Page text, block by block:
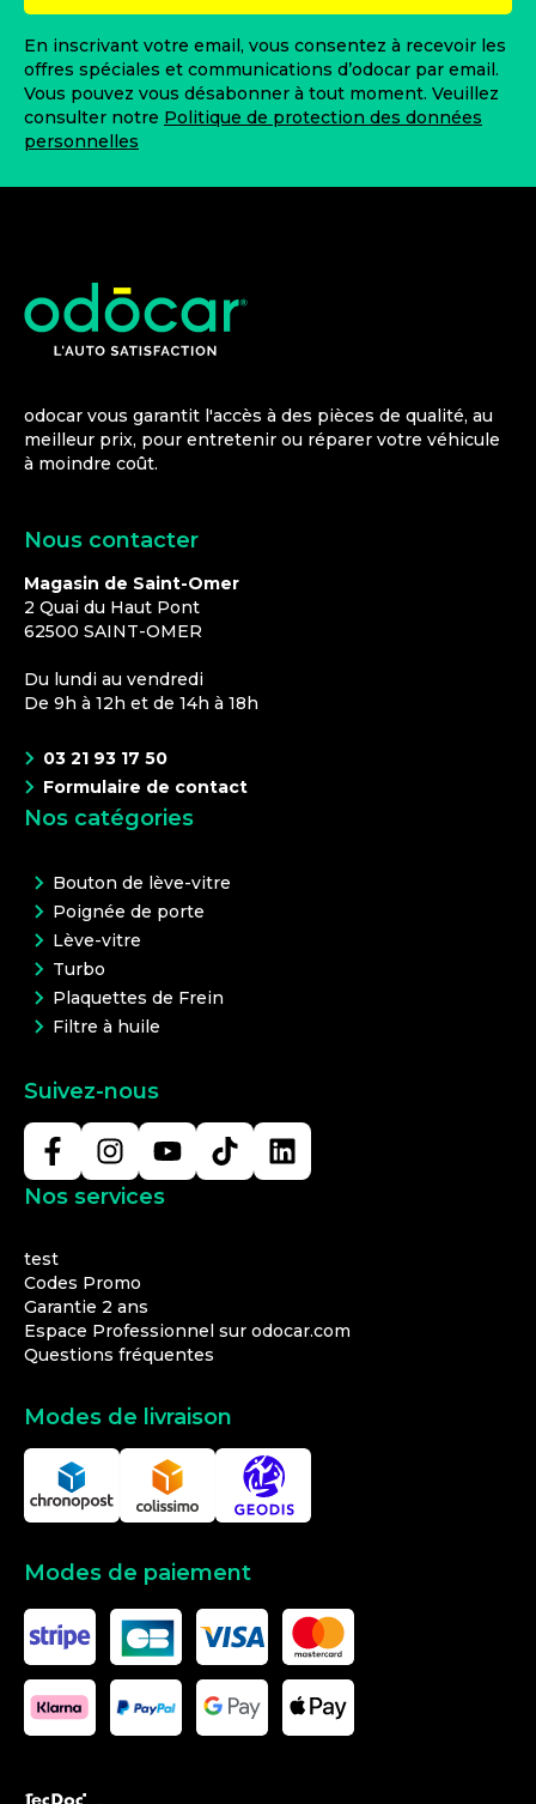
En inscrivant votre email, vous consentez à recevoir les
offres spéciales et communications d’odocar par email.
Vous pouvez vous désabonner à tout moment. Veuillez
consulter notre Politique de protection des données
personnelles
odocar vous garantit l'accès à des pièces de qualité, au
meilleur prix, pour entretenir ou réparer votre véhicule
à moindre coût.
Nous contacter
Magasin de Saint-Omer
2 Quai du Haut Pont
62500 SAINT-OMER
Du lundi au vendredi
De 9h à 12h et de 14h à 18h
03 21 93 17 50
Formulaire de contact
Nos catégories
Bouton de lève-vitre
Poignée de porte
Lève-vitre
Turbo
Plaquettes de Frein
Filtre à huile
Suivez-nous
Nos services
test
Codes Promo
Garantie 2 ans
Espace Professionnel sur odocar.com
Questions fréquentes
Modes de livraison
Modes de paiement